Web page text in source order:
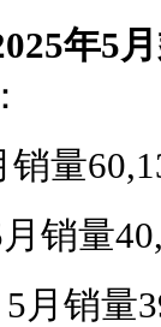
年5
量
销量
月销量